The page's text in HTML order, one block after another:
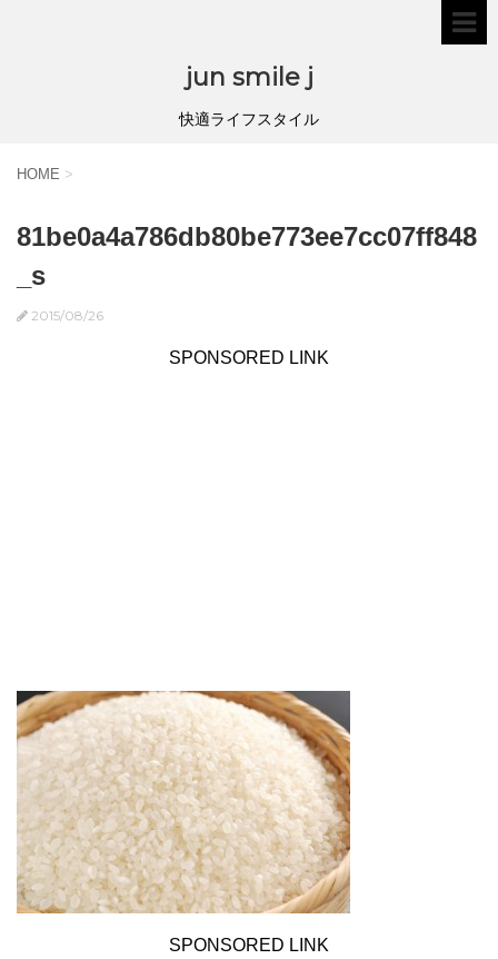
jun smile j
快適ライフスタイル
HOME >
81be0a4a786db80be773ee7cc07ff848
_s
2015/08/26
SPONSORED LINK
SPONSORED LINK